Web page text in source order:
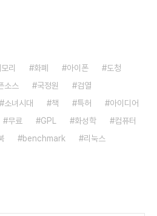
리 화폐 아이폰
도청
소스 국정원
검열
소녀시대 책 특허
아이디어
무료 GPL 화성학
컴퓨터
benchmark 리눅스